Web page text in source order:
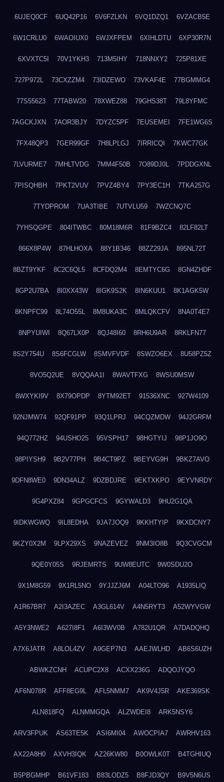
6UJEQ0CF 6UQ42P16 6V6FZLKN 6VQ1DZQ1 6VZACB5E
6W1CRLU0 6WAOIUX0 6WJXFPEM 6XIHLDTU 6XP30R7N
6XVXTC5I 70V1YKH3 713M5IHY 718NNXY2 725P81XE
727P972L 73CXZZM4 73IDZEWO 73VKAF4E 77BGMMG4
77S55623 77TABW20 78XWEZ88 79GHS38T 79L8YFMC
7AGCKJXN 7AOR3BJY 7DYZC5PF 7EUSEMEI 7FE1WG6S
7FX48QP3 7GER99GF 7H8LPLGJ 7IRRICQI 7KWC77GK
7LVURME7 7MHLTVDG 7MM4F50B 7O89DJ0L 7PDDGXNL
7PISQHBH 7PKT2VUV 7PVZ4BY4 7PY3EC1H 7TKA257G
7TYDPROM 7UA3TIBE 7UTVLU59 7WZCNQ7C
7YHSQGPE 804ITWBC 80M18M6R 81F9BZC4 82LF82LT
866X8P4W 87HLHOXA 88Y1B346 88ZZ29JA 895NL72T
8BZT9YKF 8C2C6QL5 8CFDQ2M4 8EMTYC6G 8GN4ZHDF
8GP2U7BA 8I0XX43W 8IGK9S2K 8IN6KUU1 8K1AGK5W
8KNPFC99 8L74O55L 8M8UKA3C 8MLQKCFV 8NA0T4E7
8NPYUIWI 8Q67LX0P 8QJ48I60 8RH6U9AR 8RKLFN77
8S2Y754U 8S6FCGLW 8SMVFVDF 8SWZO6EX 8U58PZ5Z
8VO5Q2UE 8VQQAA1I 8WAVTFXG 8WSU0MSW
8WXYKI9V 8X79OPDP 8YTM92ET 91536XNC 927W4109
92NJMW74 92QF91PP 93Q1LPRJ 94CQZMDW 94J2GRFM
94Q772HZ 94USHO25 95VSPH17 98HGTYIJ 98P1JO9O
98PIYSH9 9B2V77PH 9B4CT9PZ 9BEYVG9H 9BKZ7AVO
9DFN8WE0 9DN34ALZ 9DZBDJRE 9EKTXKPO 9EYVNRDY
9G4PXZ84 9GPGCFCS 9GYWALD3 9HU2G1QA
9IDKWGWQ 9IL8EDHA 9JA7JOQ9 9KKHTYIP 9KXDCNY7
9KZY0X2M 9LPX29XS 9NAZEVEZ 9NM3IO8B 9Q3CVGCM
9QE0Y05S 9RJEMRTS 9UW8EUTC 9W0SDU2O
9X1M8G59 9X1RL5NO 9YJJZJ6M A04LTO96 A1935LIQ
A1R67BR7 A2I3AZEC A3GL614V A4N5RYT3 A52WYVGW
A5Y3NWE2 A627I8F1 A6I3WV0B A782U1QR A7DADQHQ
A7X6JATR A8LOL4ZV A9GEP7N3 AAEJWLHD AB6S6UZH
ABWKZCNH ACUPC2X8 ACXX236G ADQOJYQO
AF6N078R AFF8EG9L AFL5NMM7 AK9V4J5R AKE369SK
ALN818FQ ALNMMGQA ALZWDEI8 ARK5NSY6
ARV3FPUK AS63TE5K ASI6MI04 AWOCPIA7 AWRHV163
AX22A8H0 AXVH3IQK AZ26KW80 B0OWLK0T B4TGHIUQ
B5PBGMHP B61VF183 B83LODZ5 B8FJD3QY B9V5N6US